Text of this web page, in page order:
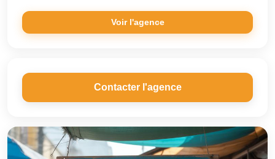
Voir l'agence
Contacter l'agence